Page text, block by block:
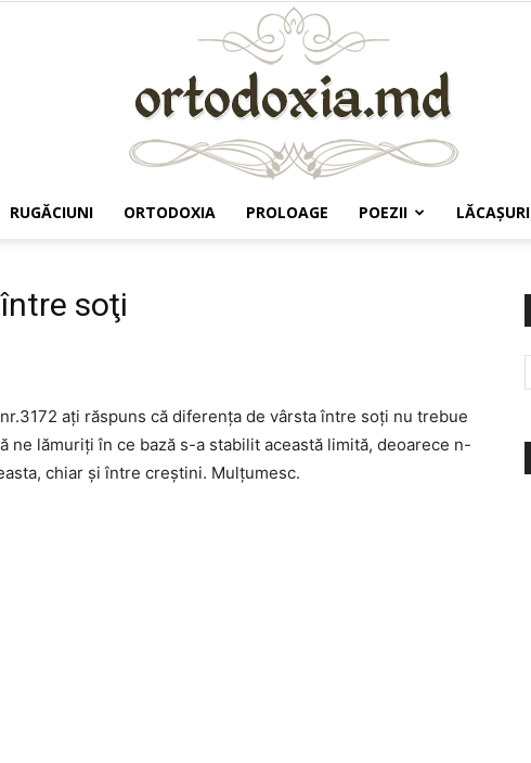
RUGĂCIUNI ORTODOXIA PROLOAGE POEZII LĂCAŞURI
soţi
aţi răspuns că diferenţa de vârsta între soţi nu trebue
ne lămuriţi în ce bază s-a stabilit această limită, deoarece n-
chiar şi între creştini. Mulţumesc.